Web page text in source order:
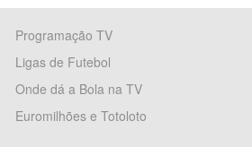
Programação TV
Ligas de Futebol
Onde dá a Bola na TV
Euromilhões e Totoloto